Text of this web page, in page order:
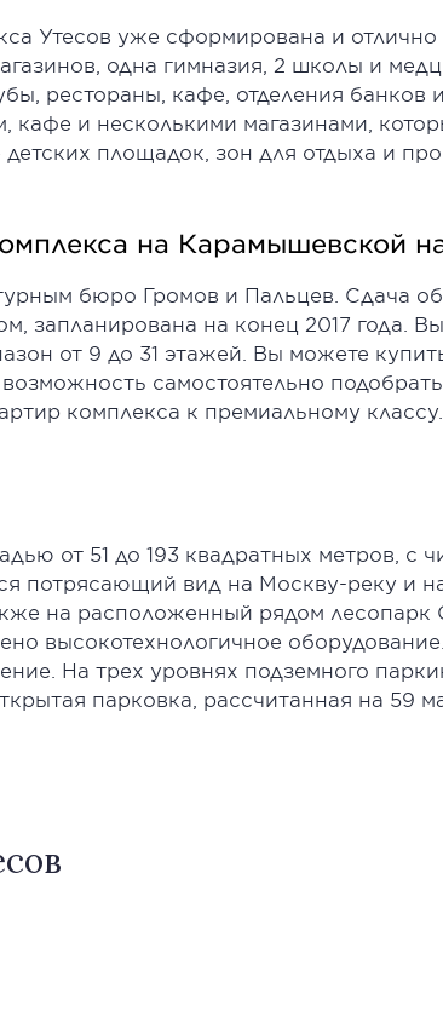
Утесов уже сформирована и
одна гимназия, 2 школы и
рестораны, кафе, отделения банков
кафе и несколькими магазинами,
площадок, зон для отдыха и
на Карамышевской
бюро Громов и Пальцев. Сдача
запланирована на конец 2017 года.
от 9 до 31 этажей. Вы можете
самостоятельно
комплекса к премиальному классу.
от 51 до 193 квадратных метров, с
потрясающий вид на Москву-реку и
на расположенный рядом
высокотехнологичное
На трех уровнях подземного
парковка, рассчитанная на 59